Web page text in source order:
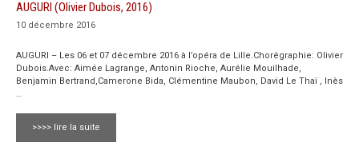
AUGURI (Olivier Dubois, 2016)
10 décembre 2016
AUGURI – Les 06 et 07 décembre 2016 à l’opéra de Lille.Chorégraphie: Olivier
Dubois.Avec: Aimée Lagrange, Antonin Rioche, Aurélie Mouilhade,
Benjamin Bertrand,Camerone Bida, Clémentine Maubon, David Le Thaï , Inès
…
>>>> lire la suite